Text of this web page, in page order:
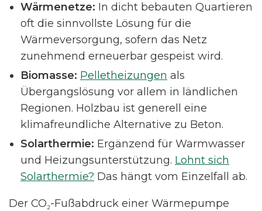
Wärmenetze: In dicht bebauten Quartieren
oft die sinnvollste Lösung für die
Wärmeversorgung, sofern das Netz
zunehmend erneuerbar gespeist wird.
Biomasse: Pelletheizungen als
Übergangslösung vor allem in ländlichen
Regionen. Holzbau ist generell eine
klimafreundliche Alternative zu Beton.
Solarthermie: Ergänzend für Warmwasser
und Heizungsunterstützung. Lohnt sich
Solarthermie? Das hängt vom Einzelfall ab.
Der CO₂-Fußabdruck einer Wärmepumpe